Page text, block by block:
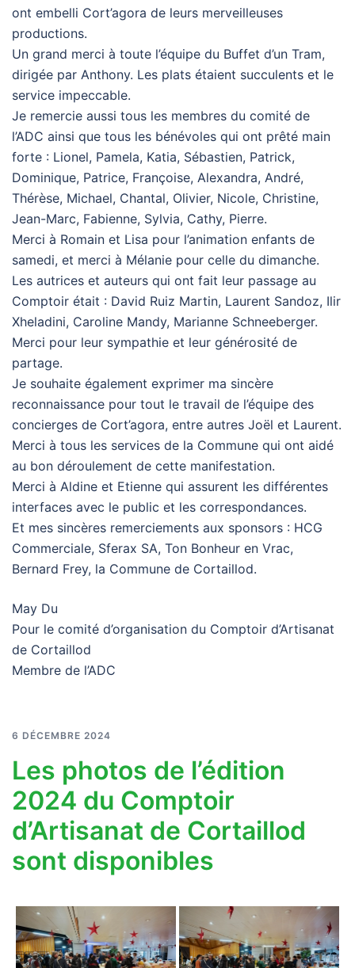
ont embelli Cort’agora de leurs merveilleuses
productions.
Un grand merci à toute l’équipe du Buffet d’un Tram,
dirigée par Anthony. Les plats étaient succulents et le
service impeccable.
Je remercie aussi tous les membres du comité de
l’ADC ainsi que tous les bénévoles qui ont prêté main
forte : Lionel, Pamela, Katia, Sébastien, Patrick,
Dominique, Patrice, Françoise, Alexandra, André,
Thérèse, Michael, Chantal, Olivier, Nicole, Christine,
Jean-Marc, Fabienne, Sylvia, Cathy, Pierre.
Merci à Romain et Lisa pour l’animation enfants de
samedi, et merci à Mélanie pour celle du dimanche.
Les autrices et auteurs qui ont fait leur passage au
Comptoir était : David Ruiz Martin, Laurent Sandoz, Ilir
Xheladini, Caroline Mandy, Marianne Schneeberger.
Merci pour leur sympathie et leur générosité de
partage.
Je souhaite également exprimer ma sincère
reconnaissance pour tout le travail de l’équipe des
concierges de Cort’agora, entre autres Joël et Laurent.
Merci à tous les services de la Commune qui ont aidé
au bon déroulement de cette manifestation.
Merci à Aldine et Etienne qui assurent les différentes
interfaces avec le public et les correspondances.
Et mes sincères remerciements aux sponsors : HCG
Commerciale, Sferax SA, Ton Bonheur en Vrac,
Bernard Frey, la Commune de Cortaillod.
May Du
Pour le comité d’organisation du Comptoir d’Artisanat
de Cortaillod
Membre de l’ADC
6 DÉCEMBRE 2024
Les photos de l’édition
2024 du Comptoir
d’Artisanat de Cortaillod
sont disponibles